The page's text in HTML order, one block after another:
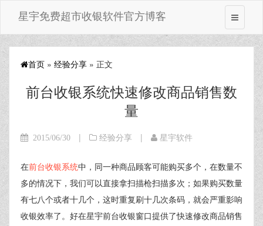
星宇免费超市收银软件官方博客
首页 » 经验分享 » 正文
前台收银系统快速修改商品销售数
量
2015/06/30 | 经验分享 | 星宇软件
在前台收银系统中，同一种商品顾客可能购买多个，在数量不
多的情况下，我们可以直接拿扫描枪扫描多次；如果购买数量
有七八个或者十几个，这时重复刷十几次条码，就会严重影响
收银效率了。好在星宇前台收银窗口提供了快速修改商品销售